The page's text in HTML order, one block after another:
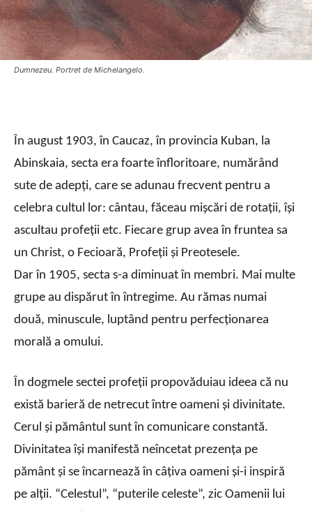
Dumnezeu. Portret de Michelangelo.
În august 1903, în Caucaz, în provincia Kuban, la
Abinskaia, secta era foarte înfloritoare, numărând
sute de adepţi, care se adunau frecvent pentru a
celebra cultul lor: cântau, făceau mişcări de rotaţii, îşi
ascultau profeţii etc. Fiecare grup avea în fruntea sa
un Christ, o Fecioară, Profeţii şi Preotesele.
Dar în 1905, secta s-a diminuat în membri. Mai multe
grupe au dispărut în întregime. Au rămas numai
două, minuscule, luptând pentru perfecţionarea
morală a omului.
În dogmele sectei profeţii propovăduiau ideea că nu
există barieră de netrecut între oameni şi divinitate.
Cerul şi pământul sunt în comunicare constantă.
Divinitatea îşi manifestă neîncetat prezenţa pe
pământ şi se încarnează în câţiva oameni şi-i inspiră
pe alţii. “Celestul”, “puterile celeste”, zic Oamenii lui